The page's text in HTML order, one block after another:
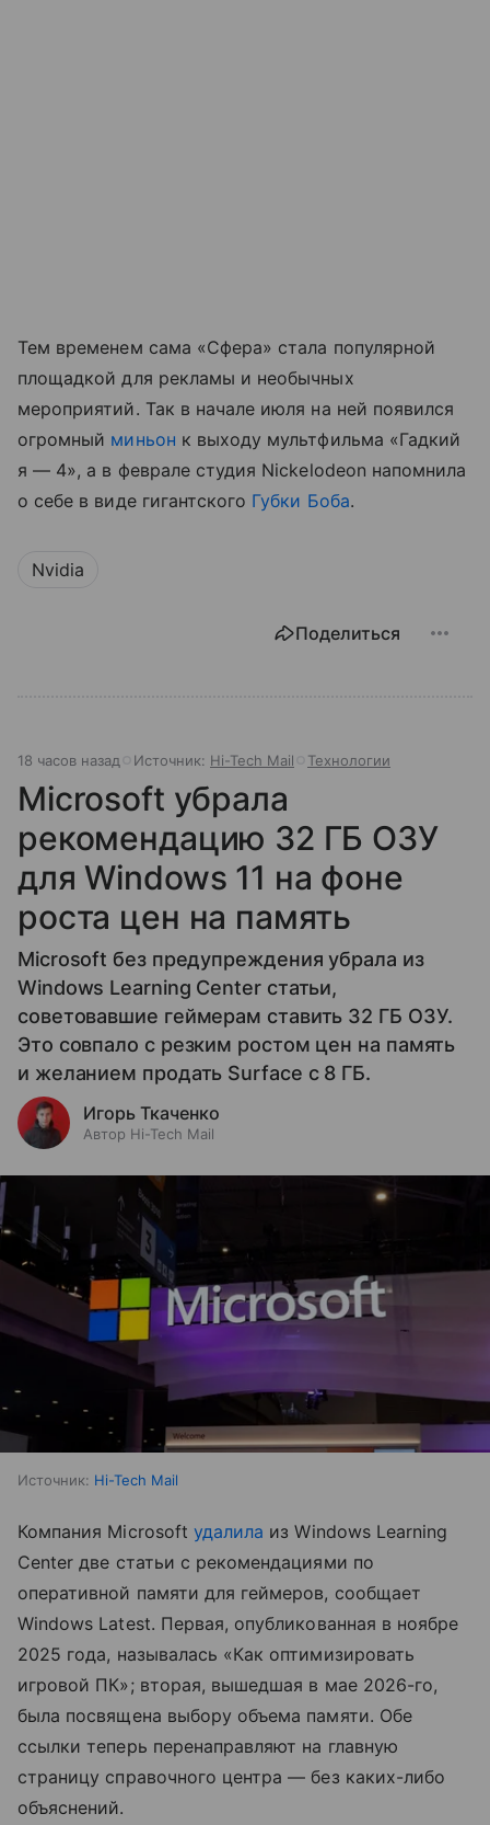
Тем временем сама «Сфера» стала популярной
площадкой для рекламы и необычных
мероприятий. Так в начале июля на ней появился
огромный миньон к выходу мультфильма «Гадкий
я — 4», а в феврале студия Nickelodeon напомнила
о себе в виде гигантского Губки Боба.
Nvidia
Поделиться
18 часов назад Источник: Hi-Tech Mail Технологии
Microsoft убрала
рекомендацию 32 ГБ ОЗУ
для Windows 11 на фоне
роста цен на память
Microsoft без предупреждения убрала из
Windows Learning Center статьи,
советовавшие геймерам ставить 32 ГБ ОЗУ.
Это совпало с резким ростом цен на память
и желанием продать Surface с 8 ГБ.
Игорь Ткаченко
Автор Hi-Tech Mail
Источник: Hi-Tech Mail
Компания Microsoft удалила из Windows Learning
Center две статьи с рекомендациями по
оперативной памяти для геймеров, сообщает
Windows Latest. Первая, опубликованная в ноябре
2025 года, называлась «Как оптимизировать
игровой ПК»; вторая, вышедшая в мае 2026-го,
была посвящена выбору объема памяти. Обе
ссылки теперь перенаправляют на главную
страницу справочного центра — без каких-либо
объяснений.